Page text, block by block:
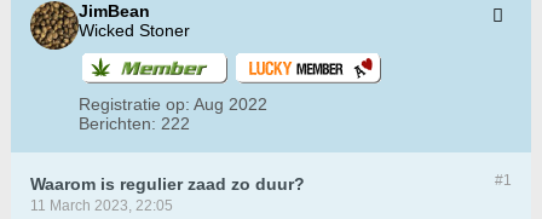
JimBean
Wicked Stoner
Registratie op: Aug 2022
Berichten: 222
#1
Waarom is regulier zaad zo duur?
11 March 2023, 22:05